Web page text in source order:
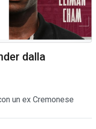
dalla
un ex Cremonese